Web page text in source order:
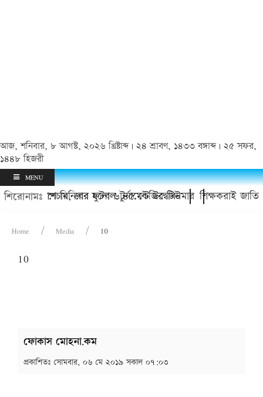
আজ, শনিবার, ৮ আগস্ট, ২০২৬ খ্রিষ্টাব্দ | ২৪ শ্রাবণ, ১৪৩৩ বঙ্গাব্দ | ২৫ সফর,
১৪৪৮ হিজরী
MENU
শিরোনামঃ
স্মরণে মিনিবার ফুটবল টুর্নামেন্ট উদ্বোধন শিক্ষকরাই জাতি
অস্ত্রোপচার, বের হলো ৬.৪৫ কেজির টিউমার
Home Media 10
10
ফোকাস মোহনা.কম
প্রকাশিতঃ সোমবার, ০৬ মে ২০১৯ সকাল ০৭:০৩